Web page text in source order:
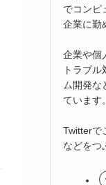
でコンピ
企業に勤
企業や個
トラブ
ム開発な
ています。
Twitterで
などをつ